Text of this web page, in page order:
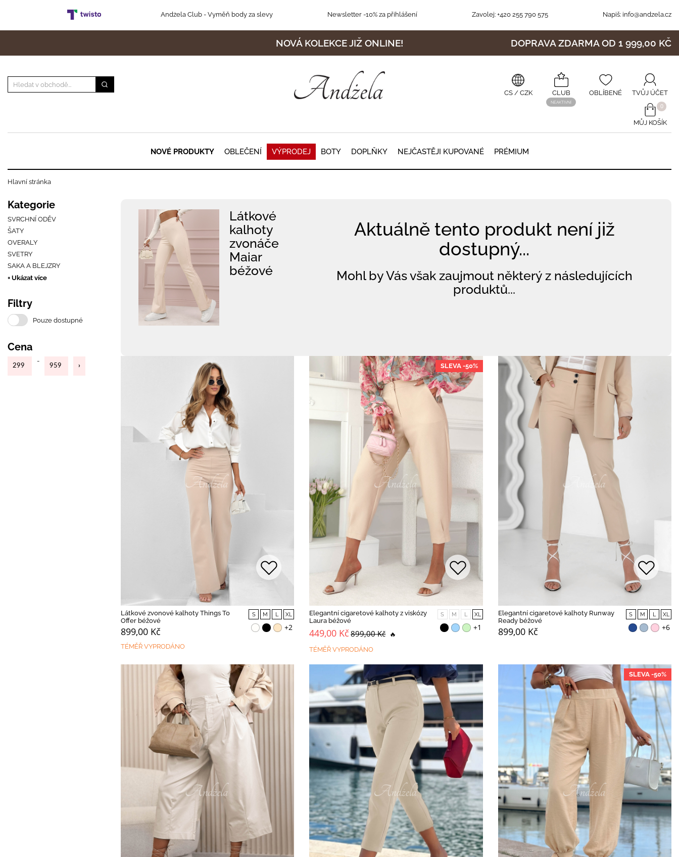
Andżela Club- Vyměň body za slevy Newsletter-10% za přihlášení Zavolej:+420 255 790 575 Napiš: info@andzela.cz
NOVÁ KOLEKCE JIŽ ONLINE! DOPRAVA ZDARMA OD 1 999,00 KČ
CS/ CZK CLUB
NEAKTIVNÍ
OBLÍBENÉ TVŮJ ÚČET
0
MŮJ KOŠÍK
NOVÉ PRODUKTY OBLEČENÍ VÝPRODEJ BOTY DOPLŇKY NEJČASTĚJI KUPOVANÉ PRÉMIUM
Hlavní stránka
Kategorie
SVRCHNÍ ODĚV
ŠATY
OVERALY
SVETRY
SAKA A BLEJZRY
+ Ukázat více
Filtry
Pouze dostupné
Cena
-
Látkové
kalhoty
zvonáče
Maiar
béžové
Aktuálně tento produkt není již
dostupný...
Mohl by Vás však zaujmout některý z následujících
produktů...
Látkové zvonové kalhoty Things To
Offer béžové
899,00 Kč
S M L XL
+2
TÉMĚŘ VYPRODÁNO
SLEVA -50%
Elegantní cigaretové kalhoty z viskózy
Laura béžové
449,00 Kč 899,00 Kč 🔥
S M L XL
+1
TÉMĚŘ VYPRODÁNO
Elegantní cigaretové kalhoty Runway
Ready béžové
899,00 Kč
S M L XL
+6
SLEVA -50%